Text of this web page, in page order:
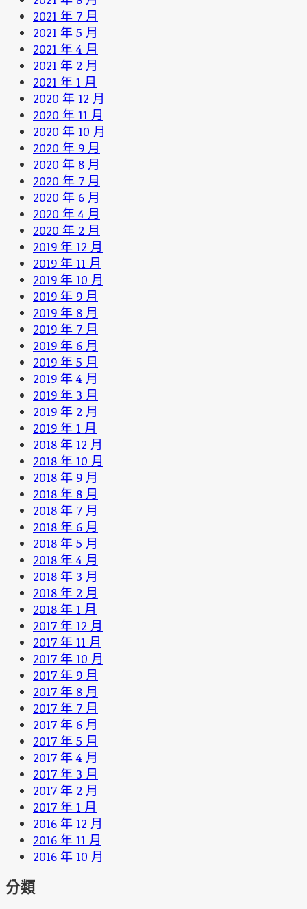
2021 年 7 月
2021 年 5 月
2021 年 4 月
2021 年 2 月
2021 年 1 月
2020 年 12 月
2020 年 11 月
2020 年 10 月
2020 年 9 月
2020 年 8 月
2020 年 7 月
2020 年 6 月
2020 年 4 月
2020 年 2 月
2019 年 12 月
2019 年 11 月
2019 年 10 月
2019 年 9 月
2019 年 8 月
2019 年 7 月
2019 年 6 月
2019 年 5 月
2019 年 4 月
2019 年 3 月
2019 年 2 月
2019 年 1 月
2018 年 12 月
2018 年 10 月
2018 年 9 月
2018 年 8 月
2018 年 7 月
2018 年 6 月
2018 年 5 月
2018 年 4 月
2018 年 3 月
2018 年 2 月
2018 年 1 月
2017 年 12 月
2017 年 11 月
2017 年 10 月
2017 年 9 月
2017 年 8 月
2017 年 7 月
2017 年 6 月
2017 年 5 月
2017 年 4 月
2017 年 3 月
2017 年 2 月
2017 年 1 月
2016 年 12 月
2016 年 11 月
2016 年 10 月
分類